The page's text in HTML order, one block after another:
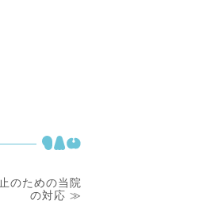
のための当院
の対応 ≫